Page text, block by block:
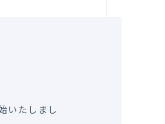
いたしまし